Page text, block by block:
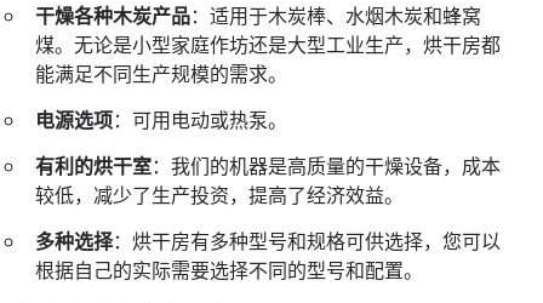
干燥各种木炭产品：适用于木炭棒、水烟木炭和蜂窝
煤。无论是小型家庭作坊还是大型工业生产，烘干房都
能满足不同生产规模的需求。
电源选项：可用电动或热泵。
有利的烘干室：我们的机器是高质量的干燥设备，成本
较低，减少了生产投资，提高了经济效益。
多种选择：烘干房有多种型号和规格可供选择，您可以
根据自己的实际需要选择不同的型号和配置。